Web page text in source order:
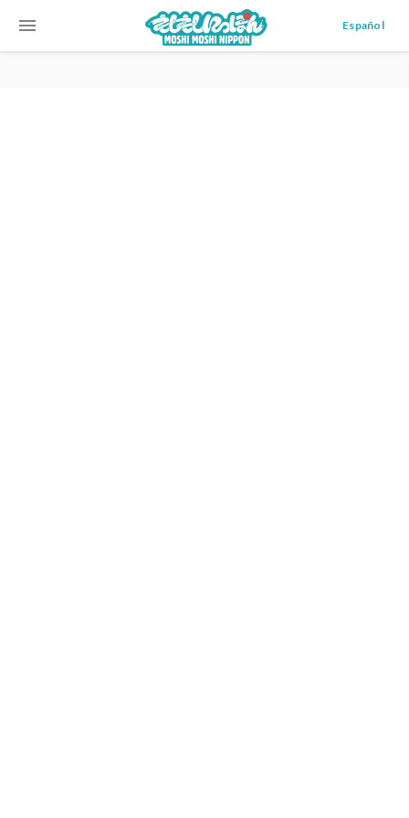
menu Español